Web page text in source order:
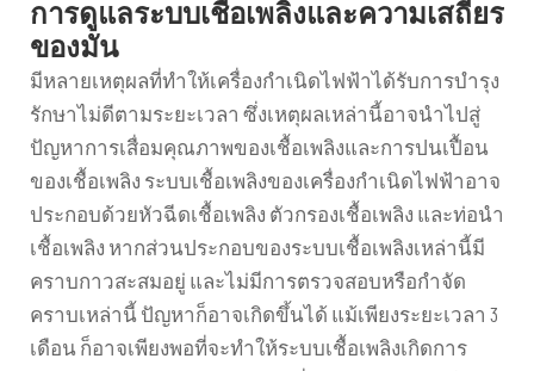
การดูแลระบบเชื้อเพลิงและความเสถียร
ของมัน
มีหลายเหตุผลที่ทำให้เครื่องกำเนิดไฟฟ้าได้รับการบำรุง
รักษาไม่ดีตามระยะเวลา ซึ่งเหตุผลเหล่านี้อาจนำไปสู่
ปัญหาการเสื่อมคุณภาพของเชื้อเพลิงและการปนเปื้อน
ของเชื้อเพลิง ระบบเชื้อเพลิงของเครื่องกำเนิดไฟฟ้าอาจ
ประกอบด้วยหัวฉีดเชื้อเพลิง ตัวกรองเชื้อเพลิง และท่อนำ
เชื้อเพลิง หากส่วนประกอบของระบบเชื้อเพลิงเหล่านี้มี
คราบกาวสะสมอยู่ และไม่มีการตรวจสอบหรือกำจัด
คราบเหล่านี้ ปัญหาก็อาจเกิดขึ้นได้ แม้เพียงระยะเวลา 3
เดือน ก็อาจเพียงพอที่จะทำให้ระบบเชื้อเพลิงเกิดการ